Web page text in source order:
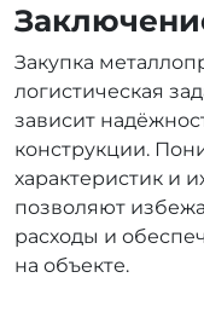
Закупка
логистическая
зависит
конструкции.
характеристик и
позволяют
расходы и
на объекте.